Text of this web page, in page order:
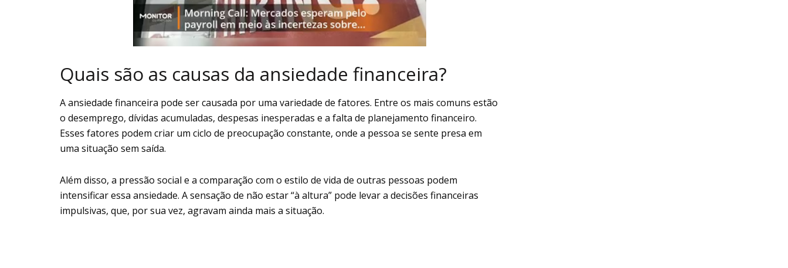
Quais são as causas da ansiedade financeira?
A ansiedade financeira pode ser causada por uma variedade de fatores. Entre os mais comuns estão
o desemprego, dívidas acumuladas, despesas inesperadas e a falta de planejamento financeiro.
Esses fatores podem criar um ciclo de preocupação constante, onde a pessoa se sente presa em
uma situação sem saída.
Além disso, a pressão social e a comparação com o estilo de vida de outras pessoas podem
intensificar essa ansiedade. A sensação de não estar “à altura” pode levar a decisões financeiras
impulsivas, que, por sua vez, agravam ainda mais a situação.